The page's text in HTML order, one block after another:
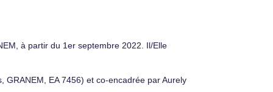
à partir du 1er septembre 2022. Il/Elle
GRANEM, EA 7456) et co-encadrée par Aurely